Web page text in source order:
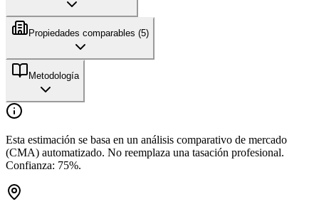
Propiedades comparables (5)
Metodología
Esta estimación se basa en un análisis comparativo de mercado
(CMA) automatizado. No reemplaza una tasación profesional.
Confianza: 75%.